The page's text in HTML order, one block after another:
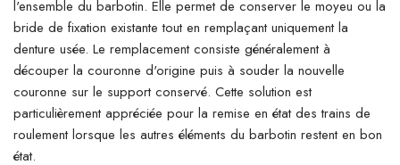
l'ensemble du barbotin. Elle permet de conserver le moyeu ou la
bride de fixation existante tout en remplaçant uniquement la
denture usée. Le remplacement consiste généralement à
découper la couronne d'origine puis à souder la nouvelle
couronne sur le support conservé. Cette solution est
particulièrement appréciée pour la remise en état des trains de
roulement lorsque les autres éléments du barbotin restent en bon
état.